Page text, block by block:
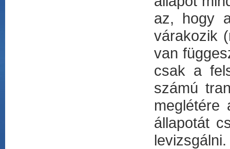
az, hogy
várakozik
van
csak a
számú
meglétére
állapotát
levizsgálni.